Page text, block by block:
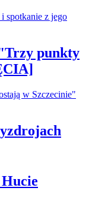
punkty